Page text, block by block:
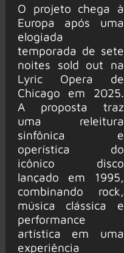
O projeto chega à
Europa após uma
elogiada
temporada de sete
noites sold out na
Lyric Opera de
Chicago em 2025.
A proposta traz
uma releitura
sinfônica e
operística do
icônico disco
lançado em 1995,
combinando rock,
música clássica e
performance
artística em uma
experiência